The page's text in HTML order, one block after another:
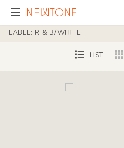
LABEL: R & B/WHITE
LIST